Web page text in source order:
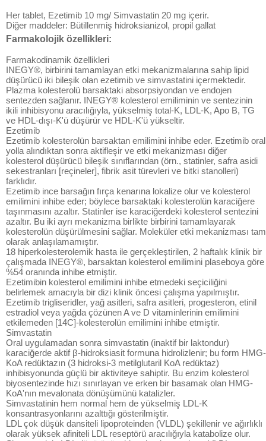
Her tablet, Ezetimib 10 mg/ Simvastatin 20 mg içerir.
Diğer maddeler: Bütillenmiş hidroksianizol, propil gallat
Farmakolojik özellikleri:
Farmakodinamik özellikleri
INEGY®, birbirini tamamlayan etki mekanizmalarına sahip lipid
düşürücü iki bileşik olan ezetimib ve simvastatini içermektedir.
Plazma kolesterolü barsaktaki absorpsiyondan ve endojen
sentezden sağlanır. INEGY® kolesterol emiliminin ve sentezinin
ikili inhibisyonu aracılığıyla, yükselmiş total-K, LDL-K, Apo B, TG
ve HDL-dışı-K'ü düşürür ve HDL-K'ü yükseltir.
Ezetimib
Ezetimib kolesterolün barsaktan emilimini inhibe eder. Ezetimib oral
yolla alındıktan sonra aktifleşir ve etki mekanizması diğer
kolesterol düşürücü bileşik sınıflarından (örn., statinler, safra asidi
sekestranları [reçineler], fibrik asit türevleri ve bitki stanolleri)
farklıdır.
Ezetimib ince barsağın fırça kenarına lokalize olur ve kolesterol
emilimini inhibe eder; böylece barsaktaki kolesterolün karaciğere
taşınmasını azaltır. Statinler ise karaciğerdeki kolesterol sentezini
azaltır. Bu iki ayrı mekanizma birlikte birbirini tamamlayarak
kolesterolün düşürülmesini sağlar. Moleküler etki mekanizması tam
olarak anlaşılamamıştır.
18 hiperkolesterolemik hasta ile gerçekleştirilen, 2 haftalık klinik bir
çalışmada INEGY®, barsaktan kolesterol emilimini plaseboya göre
%54 oranında inhibe etmiştir.
Ezetimibin kolesterol emilimini inhibe etmedeki seçiciliğini
belirlemek amacıyla bir dizi klinik öncesi çalışma yapılmıştır.
Ezetimib trigliseridler, yağ asitleri, safra asitleri, progesteron, etinil
estradiol veya yağda çözünen A ve D vitaminlerinin emilimini
etkilemeden [14C]-kolesterolün emilimini inhibe etmiştir.
Simvastatin
Oral uygulamadan sonra simvastatin (inaktif bir laktondur)
karaciğerde aktif β-hidroksiasit formuna hidrolizlenir; bu form HMG-
KoA redüktazın (3 hidroksi-3 metilglutaril KoA redüktaz)
inhibisyonunda güçlü bir aktiviteye sahiptir. Bu enzim kolesterol
biyosentezinde hızı sınırlayan ve erken bir basamak olan HMG-
KoA'nın mevalonata dönüşümünü katalizler.
Simvastatinin hem normal hem de yükselmiş LDL-K
konsantrasyonlarını azalttığı gösterilmiştir.
LDL çok düşük dansiteli lipoproteinden (VLDL) şekillenir ve ağırlıklı
olarak yüksek afiniteli LDL reseptörü aracılığıyla katabolize olur.